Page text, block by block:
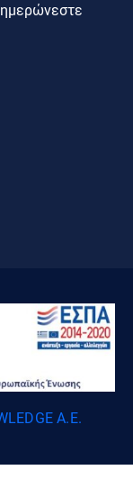
A.E.